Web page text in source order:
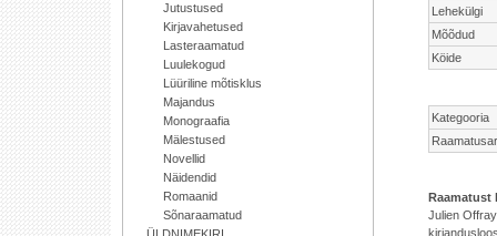
Jutustused
Kirjavahetused
Lasteraamatud
Luulekogud
Lüüriline mõtisklus
Majandus
Monograafia
Mälestused
Novellid
Näidendid
Romaanid
Sõnaraamatud
Lehekülgi
Mõõdud
Köide
Kategooria
Raamatust
Julien